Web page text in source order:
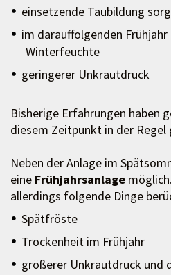
einsetzende Taubildung
im darauffolgenden Frühjahr
Winterfeuchte
geringerer Unkrautdruck
Bisherige Erfahrungen haben
diesem Zeitpunkt in der
Neben der Anlage im
eine Frühjahrsanlage
allerdings folgende Dinge
Spätfröste
Trockenheit im Frühjahr
größerer Unkrautdruck und